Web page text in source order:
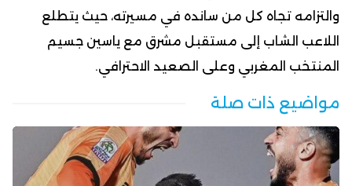
والتزامه تجاه كل من سانده في مسيرته، حيث يتطلع
اللاعب الشاب إلى مستقبل مشرق مع ياسين جسيم
المنتخب المغربي وعلى الصعيد الاحترافي.
مواضيع ذات صلة